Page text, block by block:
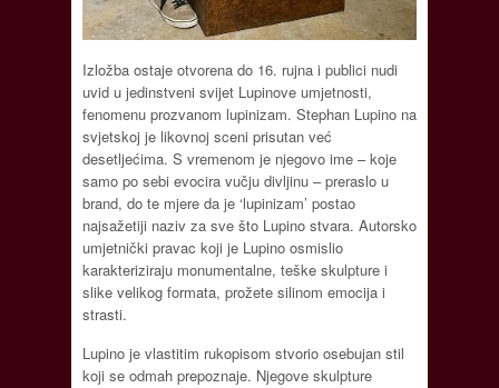
Izložba ostaje otvorena do 16. rujna i publici nudi
uvid u jedinstveni svijet Lupinove umjetnosti,
fenomenu prozvanom lupinizam. Stephan Lupino na
svjetskoj je likovnoj sceni prisutan već
desetljećima. S vremenom je njegovo ime – koje
samo po sebi evocira vučju divljinu – preraslo u
brand, do te mjere da je ‘lupinizam’ postao
najsažetiji naziv za sve što Lupino stvara. Autorsko
umjetnički pravac koji je Lupino osmislio
karakteriziraju monumentalne, teške skulpture i
slike velikog formata, prožete silinom emocija i
strasti.
Lupino je vlastitim rukopisom stvorio osebujan stil
koji se odmah prepoznaje. Njegove skulpture